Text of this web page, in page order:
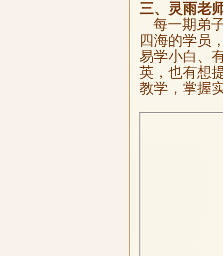
三、灵雨老
每一期弟
四海的学员
易学小白、
英，也有想
教学，掌握